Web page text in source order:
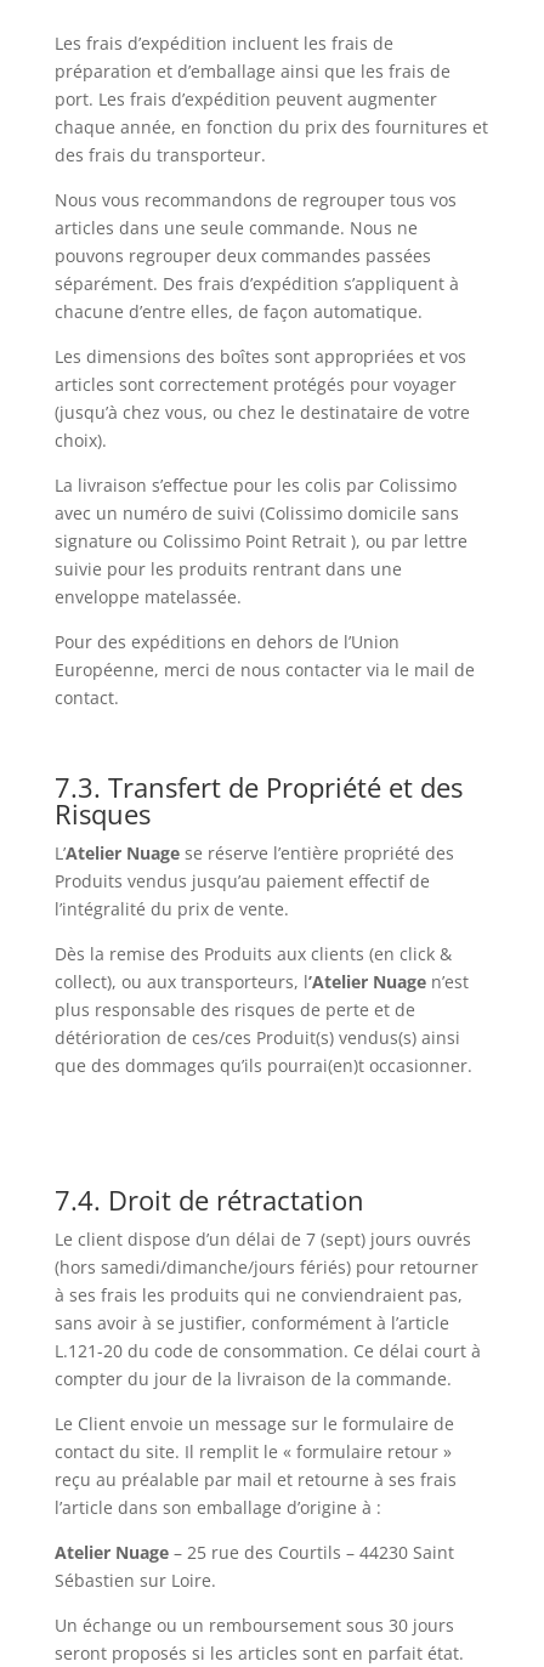
Les frais d’expédition incluent les frais de
préparation et d’emballage ainsi que les frais de
port. Les frais d’expédition peuvent augmenter
chaque année, en fonction du prix des fournitures et
des frais du transporteur.
Nous vous recommandons de regrouper tous vos
articles dans une seule commande. Nous ne
pouvons regrouper deux commandes passées
séparément. Des frais d’expédition s’appliquent à
chacune d’entre elles, de façon automatique.
Les dimensions des boîtes sont appropriées et vos
articles sont correctement protégés pour voyager
(jusqu’à chez vous, ou chez le destinataire de votre
choix).
La livraison s’effectue pour les colis par Colissimo
avec un numéro de suivi (Colissimo domicile sans
signature ou Colissimo Point Retrait ), ou par lettre
suivie pour les produits rentrant dans une
enveloppe matelassée.
Pour des expéditions en dehors de l’Union
Européenne, merci de nous contacter via le mail de
contact.
7.3. Transfert de Propriété et des
Risques
L’Atelier Nuagese réserve l’entière propriété des
Produits vendus jusqu’au paiement effectif de
l’intégralité du prix de vente.
Dès la remise des Produits aux clients (en click &
collect), ou aux transporteurs, l’Atelier Nuagen’est
plus responsable des risques de perte et de
détérioration de ces/ces Produit(s) vendus(s) ainsi
que des dommages qu’ils pourrai(en)t occasionner.
7.4. Droit de rétractation
Le client dispose d’un délai de 7 (sept) jours ouvrés
(hors samedi/dimanche/jours fériés) pour retourner
à ses frais les produits qui ne conviendraient pas,
sans avoir à se justifier, conformément à l’article
L.121-20 du code de consommation. Ce délai court à
compter du jour de la livraison de la commande.
Le Client envoie un message sur le formulaire de
contact du site. Il remplit le « formulaire retour »
reçu au préalable par mail et retourne à ses frais
l’article dans son emballage d’origine à :
Atelier Nuage– 25 rue des Courtils – 44230 Saint
Sébastien sur Loire.
Un échange ou un remboursement sous 30 jours
seront proposés si les articles sont en parfait état.